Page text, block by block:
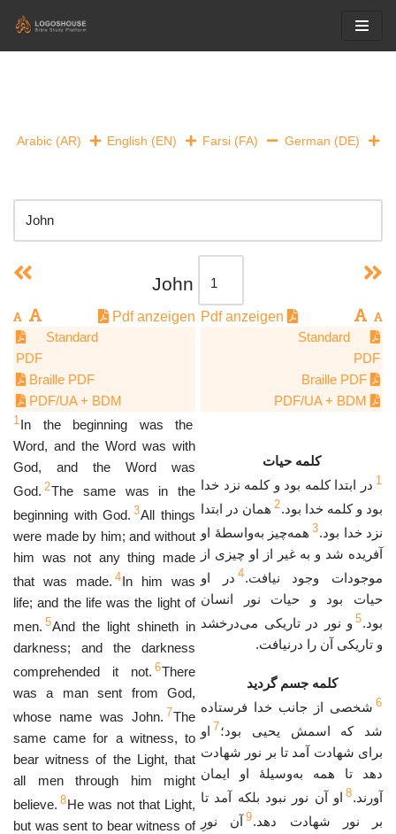
Arabic (AR) English (EN) Farsi (FA) German (DE)
John
Pdf anzeigen
Standard
PDF
Braille PDF
PDF/UA + BDM
1In the beginning was the
Word, and the Word was with
God, and the Word was
God. 2The same was in the
beginning with God. 3All things
were made by him; and without
him was not any thing made
that was made. 4In him was
life; and the life was the light of
men. 5And the light shineth in
darkness; and the darkness
comprehended it not. 6There
was a man sent from God,
whose name was John. 7The
same came for a witness, to
bear witness of the Light, that
all men through him might
believe. 8He was not that Light,
but was sent to bear witness of
Standard
PDF
کلمه حیات
1 در ابتدا کلمه بود و کلمه نزد خدا
بود و کلمه خدا بود.2 همان در ابتدا
نزد خدا بود.3 همه‌چیز به‌واسطهٔ او
آفریده شد و به غیر از او چیزی از
موجودات وجود نیافت.4 در او
حیات بود و حیات نور انسان
بود.5 و نور در تاریکی می‌درخشد
و تاریکی آن را درنیافت.
کلمه جسم گردید
6 شخصی از جانب خدا فرستاده
شد که اسمش یحیی بود؛7 او
برای شهادت آمد تا بر نور شهادت
دهد تا همه به‌وسیلهٔ او ایمان
آورند.8 او آن نور نبود بلکه آمد تا
بر نور شهادت دهد.9 آن نورِ